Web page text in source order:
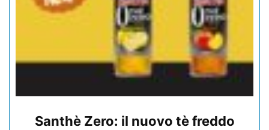
Santhè Zero: il nuovo tè freddo